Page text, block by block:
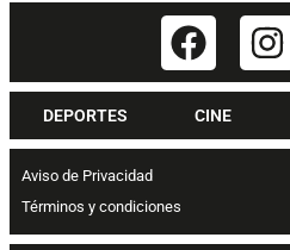
DEPORTES CINE
Aviso de Privacidad
Términos y condiciones